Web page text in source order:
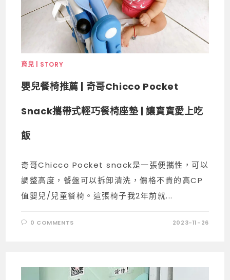
育兒 | STORY
嬰兒餐椅推薦 | 奇哥Chicco Pocket
Snack攜帶式輕巧餐椅座墊 | 讓寶寶愛上吃
飯
奇哥Chicco Pocket snack是一張便攜性，可以
調整高度，餐盤可以拆卸清洗，價格不貴的高CP
值嬰兒/兒童餐椅。這張椅子我2年前就...
0 COMMENTS 2023-11-26